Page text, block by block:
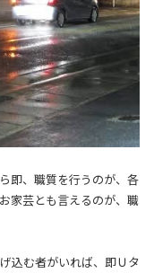
即、職質を行うのが、各
家芸とも言えるのが、職
込む者がいれば、即Ｕタ